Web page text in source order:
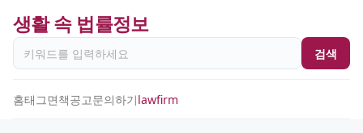
생활 속 법률정보
검색
홈태그면책공고문의하기lawfirm